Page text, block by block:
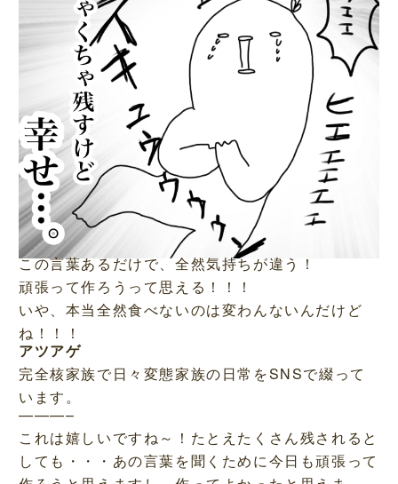
この言葉あるだけで、全然気持ちが違う！
頑張って作ろうって思える！！！
いや、本当全然食べないのは変わんないんだけど
ね！！！
アツアゲ
完全核家族で日々変態家族の日常をSNSで綴って
います。
———–
これは嬉しいですね～！たとえたくさん残されると
しても・・・あの言葉を聞くために今日も頑張って